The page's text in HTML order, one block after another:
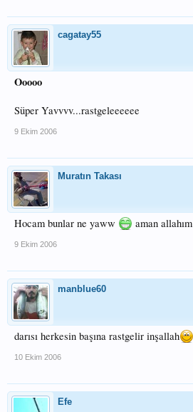
cagatay55
Ooooo
Süper Yavvvv...rastgeleeeeee
9 Ekim 2006
Muratın Takası
Hocam bunlar ne yaww aman allahım
9 Ekim 2006
manblue60
darısı herkesin başına rastgelir inşallah
10 Ekim 2006
Efe